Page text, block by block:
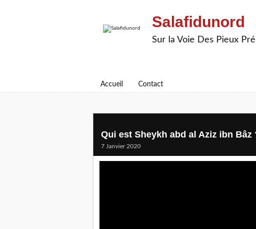
Salafidunord
Sur la Voie Des Pieux
Accueil Contact
Qui est Sheykh abd al Aziz ibn Bâz
7 Janvier 2020